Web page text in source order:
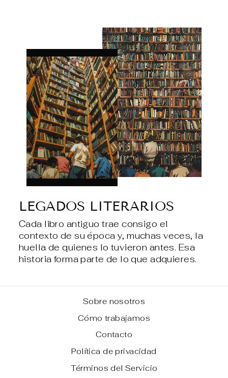
LEGADOS LITERARIOS
Cada libro antiguo trae consigo el
contexto de su época y, muchas veces, la
huella de quienes lo tuvieron antes. Esa
historia forma parte de lo que adquieres.
Sobre nosotros
Cómo trabajamos
Contacto
Política de privacidad
Términos del Servicio